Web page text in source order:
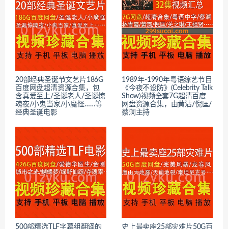
20部经典圣诞节文艺片186G
百度网盘超清资源合集，包
含真爱至上/圣诞老人/圣诞惊
魂夜/小鬼当家/小魔怪……等
经典圣诞电影
1989年-1990年粤语综艺节目
《今夜不设防》(Celebrity Talk
Show)视频全套7G超清百度
网盘资源合集，由黄沾/倪匡/
蔡澜主持
500部精选TLF字幕组翻译的 史上最卖座25部灾难片50G百